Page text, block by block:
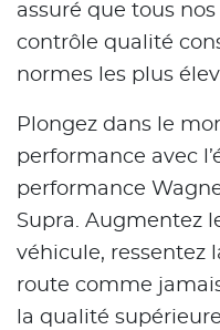
assuré que tous
contrôle qualité
normes les plus
Plongez dans le
performance avec
performance
Supra. Augmentez
véhicule, ressentez
route comme
la qualité